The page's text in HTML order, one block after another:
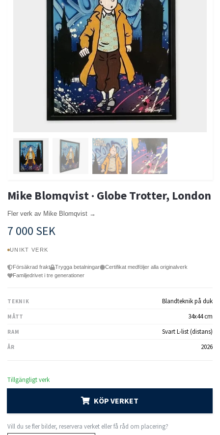
Mike Blomqvist · Globe Trotter, London
Fler verk av Mike Blomqvist →
7 000 SEK
UNIKT VERK
Försäkrad frakt Trygga betalningar
Certifikat medföljer alla originalverk
Familjedrivet i tre generationer
TEKNIK Blandteknik på duk
MÅTT 34x44 cm
RAM Svart L-list (distans)
ÅR 2026
Tillgängligt verk
KÖP VERKET
Vill du se fler bilder, reservera verket eller få råd om placering?